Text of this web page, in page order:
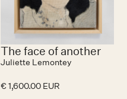
The face of another
Juliette Lemontey
€ 1,600.00 EUR